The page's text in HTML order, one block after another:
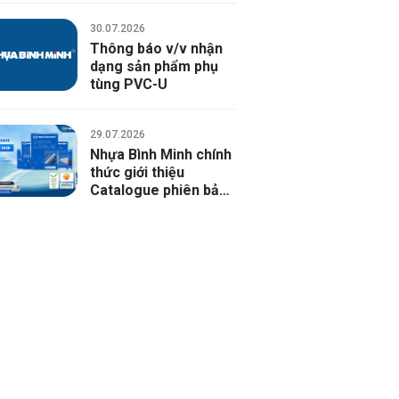
Ống luồn dây điện PVC-U
Phụ tùng ống luồn dây điện PVC-U
30.07.2026
Thông báo v/v nhận
dạng sản phẩm phụ
tùng PVC-U
29.07.2026
Nhựa Bình Minh chính
thức giới thiệu
Catalogue phiên bản